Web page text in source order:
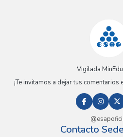
Vigilada
¡Te invitamos a dejar tus
Contacto